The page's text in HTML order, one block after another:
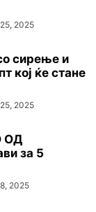
2025
сирење и
кој ќе стане
2025
ОД
за 5
2025